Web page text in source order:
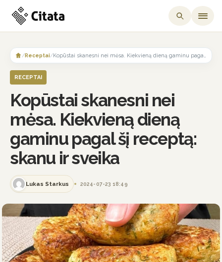
content
/Receptai/
RECEPTAI
Kopūstai skanesni nei
mėsa. Kiekvieną dieną
gaminu pagal šį receptą:
skanu ir sveika
Lukas Starkus 2024-07-23 18:49